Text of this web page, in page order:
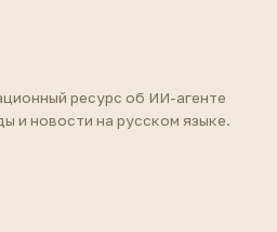
ресурс об ИИ-агенте
и новости на русском языке.